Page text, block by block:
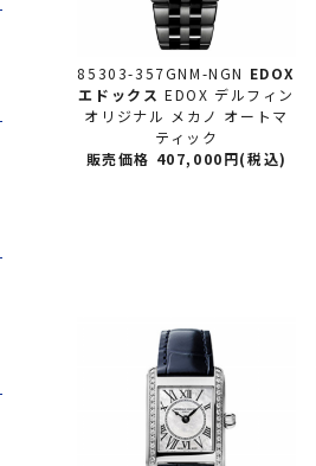
85303-357GNM-NGN EDOX
エドックス EDOX デルフィン
オリジナル メカノ オートマ
ティック
販売価格 407,000円(税込)